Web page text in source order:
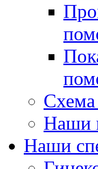
Схема
Наши
Наши